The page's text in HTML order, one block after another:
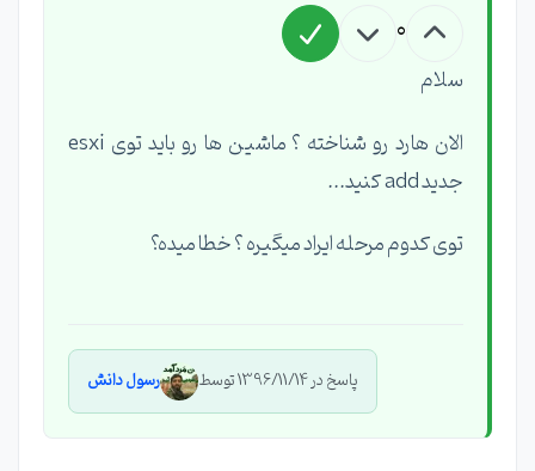
0
سلام
الان هارد رو شناخته ؟ ماشین ها رو باید توی esxi
جدید add کنید...
توی کدوم مرحله ایراد میگیره ؟ خطا میده؟
پاسخ در 1396/11/14 توسط رسول دانش